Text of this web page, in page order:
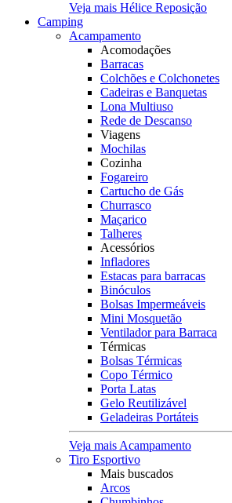
Veja mais Hélice Reposição
Camping
Acampamento
Acomodações
Barracas
Colchões e Colchonetes
Cadeiras e Banquetas
Lona Multiuso
Rede de Descanso
Viagens
Mochilas
Cozinha
Fogareiro
Cartucho de Gás
Churrasco
Maçarico
Talheres
Acessórios
Infladores
Estacas para barracas
Binóculos
Bolsas Impermeáveis
Mini Mosquetão
Ventilador para Barraca
Térmicas
Bolsas Térmicas
Copo Térmico
Porta Latas
Gelo Reutilizável
Geladeiras Portáteis
Veja mais Acampamento
Tiro Esportivo
Mais buscados
Arcos